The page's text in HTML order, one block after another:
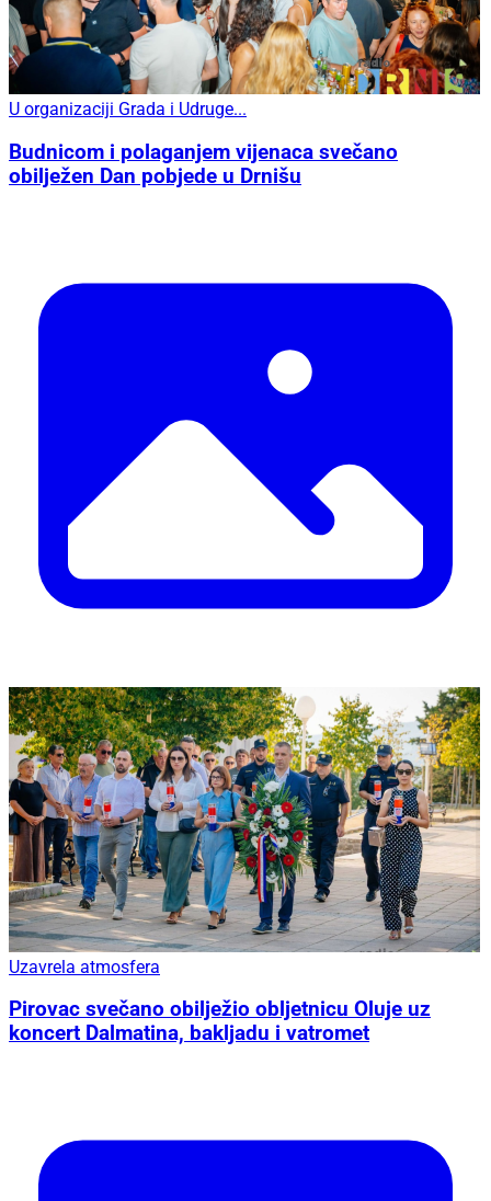
U organizaciji Grada i Udruge...
Budnicom i polaganjem vijenaca svečano
obilježen Dan pobjede u Drnišu
Uzavrela atmosfera
Pirovac svečano obilježio obljetnicu Oluje uz
koncert Dalmatina, bakljadu i vatromet